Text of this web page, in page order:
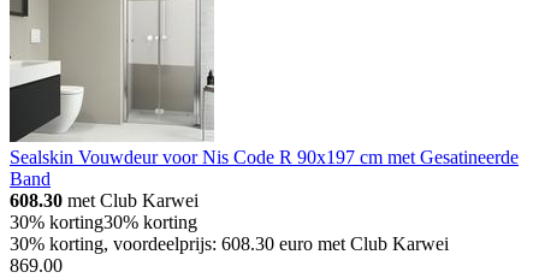
Sealskin Vouwdeur voor Nis Code R 90x197 cm met Gesatineerde
Band
608.30 met Club Karwei
30% korting30% korting
30% korting, voordeelprijs: 608.30 euro met Club Karwei
869.00